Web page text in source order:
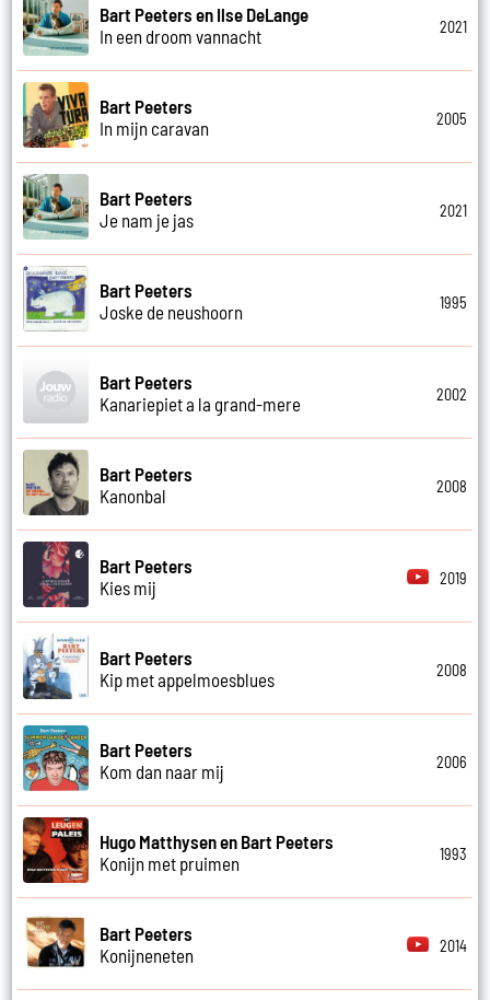
Bart Peeters en Ilse DeLange
In een droom vannacht
2021
Bart Peeters
In mijn caravan
2005
Bart Peeters
Je nam je jas
2021
Bart Peeters
Joske de neushoorn
1995
Bart Peeters
Kanariepiet a la grand-mere
2002
Bart Peeters
Kanonbal
2008
Bart Peeters
Kies mij
2019
Bart Peeters
Kip met appelmoesblues
2008
Bart Peeters
Kom dan naar mij
2006
Hugo Matthysen en Bart Peeters
Konijn met pruimen
1993
Bart Peeters
Konijneneten
2014